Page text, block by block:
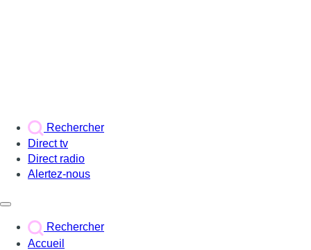
Rechercher
Direct tv
Direct radio
Alertez-nous
Rechercher
Accueil